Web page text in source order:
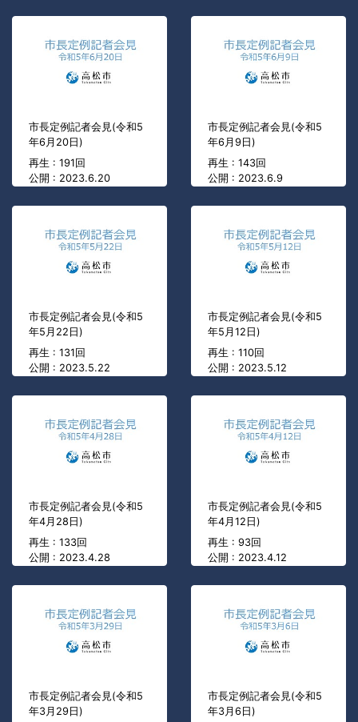
市長定例記者会見(令和5
年6月20日)
再生 : 191回
公開 : 2023.6.20
市長定例記者会見(令和5
年6月9日)
再生 : 143回
公開 : 2023.6.9
市長定例記者会見(令和5
年5月22日)
再生 : 131回
公開 : 2023.5.22
市長定例記者会見(令和5
年5月12日)
再生 : 110回
公開 : 2023.5.12
市長定例記者会見(令和5
年4月28日)
再生 : 133回
公開 : 2023.4.28
市長定例記者会見(令和5
年4月12日)
再生 : 93回
公開 : 2023.4.12
市長定例記者会見(令和5
年3月29日)
市長定例記者会見(令和5
年3月6日)